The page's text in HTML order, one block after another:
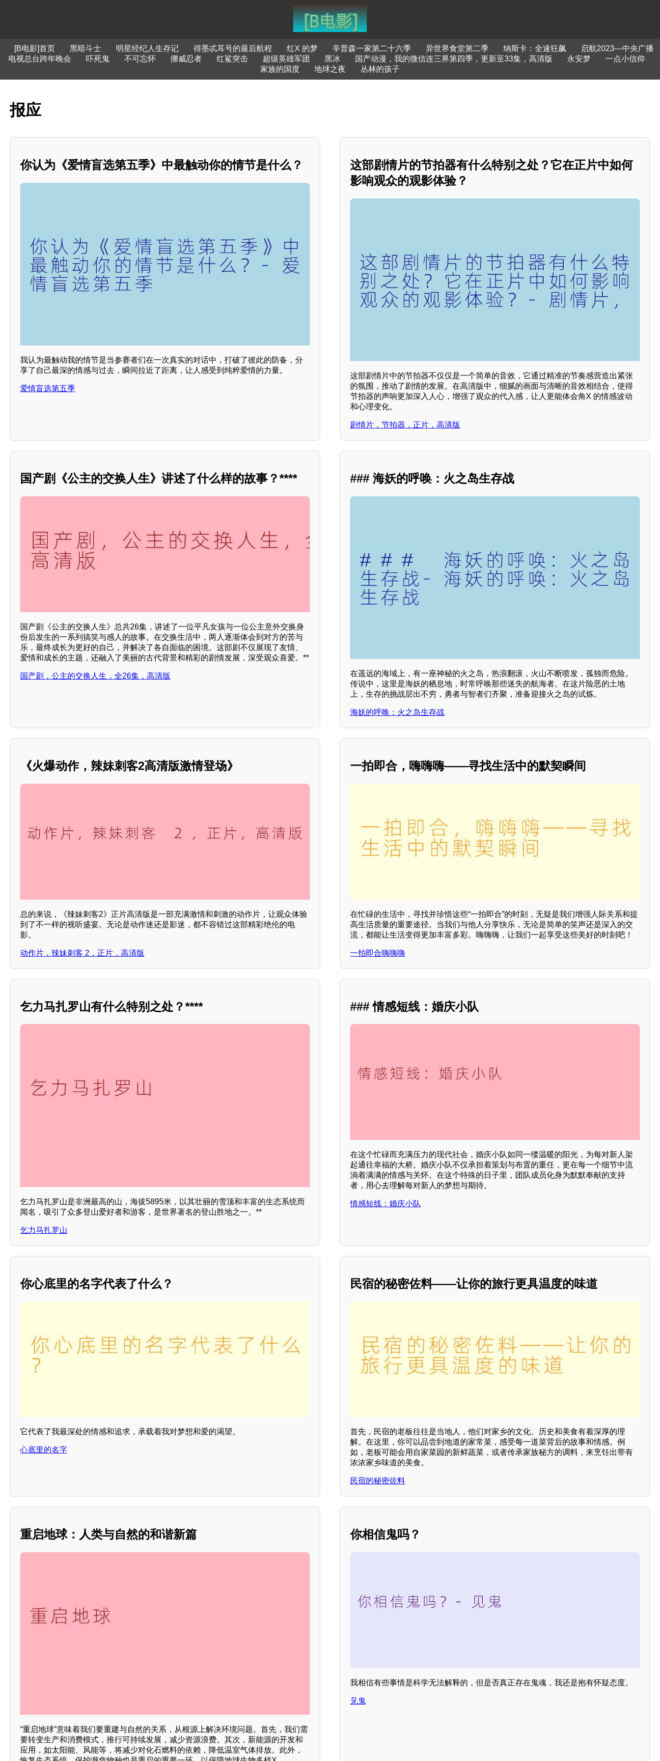
[B电影]首页 黑暗斗士 明星经纪人生存记 得墨忒耳号的最后航程 红X 的梦 辛普森一家第二十六季 异世界食堂第二季 纳斯卡：全速狂飙
启航2023—中央广播
电视总台跨年晚会
吓死鬼 不可忘怀 挪威忍者 红鲨突击 超级英雄军团 黑冰 国产动漫，我的微信连三界第四季，更新至33集，高清版 永安梦
一点小信仰
家族的国度
地球之夜 丛林的孩子
报应
你认为《爱情盲选第五季》中最触动你的情节是什么？
我认为最触动我的情节是当参赛者们在一次真实的对话中，打破了彼此的防备，分
享了自己最深的情感与过去，瞬间拉近了距离，让人感受到纯粹爱情的力量。
爱情盲选第五季
这部剧情片的节拍器有什么特别之处？它在正片中如何
影响观众的观影体验？
这部剧情片中的节拍器不仅仅是一个简单的音效，它通过精准的节奏感营造出紧张
的氛围，推动了剧情的发展。在高清版中，细腻的画面与清晰的音效相结合，使得
节拍器的声响更加深入人心，增强了观众的代入感，让人更能体会角X 的情感波动
和心理变化。
剧情片，节拍器，正片，高清版
国产剧《公主的交换人生》讲述了什么样的故事？****
国产剧《公主的交换人生》总共26集，讲述了一位平凡女孩与一位公主意外交换身
份后发生的一系列搞笑与感人的故事。在交换生活中，两人逐渐体会到对方的苦与
乐，最终成长为更好的自己，并解决了各自面临的困境。这部剧不仅展现了友情、
爱情和成长的主题，还融入了美丽的古代背景和精彩的剧情发展，深受观众喜爱。**
国产剧，公主的交换人生，全26集，高清版
### 海妖的呼唤：火之岛生存战
在遥远的海域上，有一座神秘的火之岛，热浪翻滚，火山不断喷发，孤独而危险。
传说中，这里是海妖的栖息地，时常呼唤那些迷失的航海者。在这片险恶的土地
上，生存的挑战层出不穷，勇者与智者们齐聚，准备迎接火之岛的试炼。
海妖的呼唤：火之岛生存战
《火爆动作，辣妹刺客2高清版激情登场》
总的来说，《辣妹刺客2》正片高清版是一部充满激情和刺激的动作片，让观众体验
到了不一样的视听盛宴。无论是动作迷还是影迷，都不容错过这部精彩绝伦的电
影。
动作片，辣妹刺客 2，正片，高清版
一拍即合，嗨嗨嗨——寻找生活中的默契瞬间
在忙碌的生活中，寻找并珍惜这些“一拍即合”的时刻，无疑是我们增强人际关系和提
高生活质量的重要途径。当我们与他人分享快乐，无论是简单的笑声还是深入的交
流，都能让生活变得更加丰富多彩。嗨嗨嗨，让我们一起享受这些美好的时刻吧！
一拍即合嗨嗨嗨
乞力马扎罗山有什么特别之处？****
乞力马扎罗山是非洲最高的山，海拔5895米，以其壮丽的雪顶和丰富的生态系统而
闻名，吸引了众多登山爱好者和游客，是世界著名的登山胜地之一。**
乞力马扎罗山
### 情感短线：婚庆小队
在这个忙碌而充满压力的现代社会，婚庆小队如同一缕温暖的阳光，为每对新人架
起通往幸福的大桥。婚庆小队不仅承担着策划与布置的重任，更在每一个细节中流
淌着满满的情感与关怀。在这个特殊的日子里，团队成员化身为默默奉献的支持
者，用心去理解每对新人的梦想与期待。
情感短线：婚庆小队
你心底里的名字代表了什么？
它代表了我最深处的情感和追求，承载着我对梦想和爱的渴望。
心底里的名字
民宿的秘密佐料——让你的旅行更具温度的味道
首先，民宿的老板往往是当地人，他们对家乡的文化、历史和美食有着深厚的理
解。在这里，你可以品尝到地道的家常菜，感受每一道菜背后的故事和情感。例
如，老板可能会用自家菜园的新鲜蔬菜，或者传承家族秘方的调料，来烹饪出带有
浓浓家乡味道的美食。
民宿的秘密佐料
重启地球：人类与自然的和谐新篇
“重启地球”意味着我们要重建与自然的关系，从根源上解决环境问题。首先，我们需
要转变生产和消费模式，推行可持续发展，减少资源浪费。其次，新能源的开发和
应用，如太阳能、风能等，将减少对化石燃料的依赖，降低温室气体排放。此外，
你相信鬼吗？
我相信有些事情是科学无法解释的，但是否真正存在鬼魂，我还是抱有怀疑态度。
见鬼